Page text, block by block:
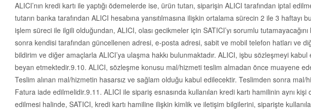
ALICI’nın kredi kartı ile yaptığı ödemelerde ise, ürün tutarı, siparişin ALICI tarafından iptal
tutarın banka tarafından ALICI hesabına yansıtılmasına ilişkin ortalama sürecin 2 ile 3
işlem süreci ile ilgili olduğundan, ALICI, olası gecikmeler için SATICI’yı sorumlu
sonra kendisi tarafından güncellenen adresi, e-posta adresi, sabit ve mobil telefon hatları
bildirim ve diğer amaçlarla ALICI’ya ulaşma hakkı bulunmaktadır. ALICI, işbu sözleşmeyi
beyan etmektedir.9.10. ALICI, sözleşme konusu mal/hizmeti teslim almadan önce muayene
Teslim alınan mal/hizmetin hasarsız ve sağlam olduğu kabul edilecektir. Teslimden sonra mal/
Fatura iade edilmelidir.9.11. ALICI ile sipariş esnasında kullanılan kredi kartı hamilinin aynı
edilmesi halinde, SATICI, kredi kartı hamiline ilişkin kimlik ve iletişim bilgilerini, siparişte